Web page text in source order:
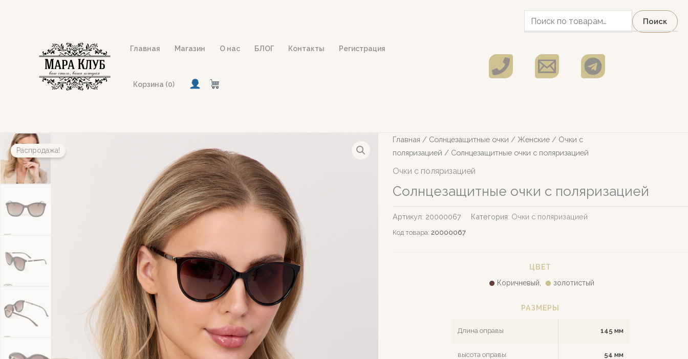
Главная Магазин О нас БЛОГ Контакты Регистрация
Корзина (0)
Искать:
Поиск
Распродажа!
Главная / Солнцезащитные очки / Женские / Очки с
поляризацией / Солнцезащитные очки с поляризацией
Очки с поляризацией
Солнцезащитные очки с поляризацией
Артикул: 20000067 Категория: Очки с поляризацией
Код товара:20000067
ЦВЕТ
Коричневый,
золотистый
РАЗМЕРЫ
Длина оправы 145 мм
высота оправы 54 мм